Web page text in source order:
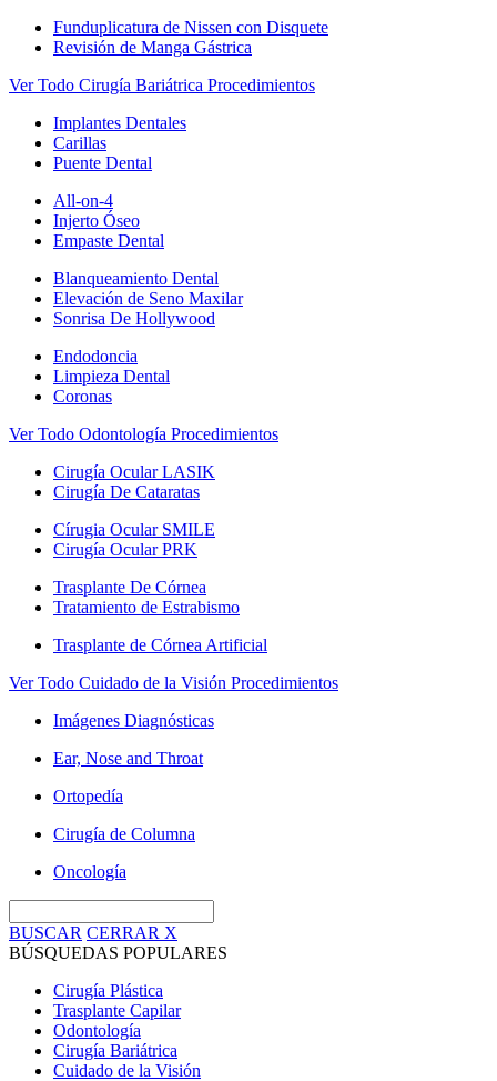
Funduplicatura de Nissen con Disquete
Revisión de Manga Gástrica
Ver Todo Cirugía Bariátrica Procedimientos
Implantes Dentales
Carillas
Puente Dental
All-on-4
Injerto Óseo
Empaste Dental
Blanqueamiento Dental
Elevación de Seno Maxilar
Sonrisa De Hollywood
Endodoncia
Limpieza Dental
Coronas
Ver Todo Odontología Procedimientos
Cirugía Ocular LASIK
Cirugía De Cataratas
Círugia Ocular SMILE
Cirugía Ocular PRK
Trasplante De Córnea
Tratamiento de Estrabismo
Trasplante de Córnea Artificial
Ver Todo Cuidado de la Visión Procedimientos
Imágenes Diagnósticas
Ear, Nose and Throat
Ortopedía
Cirugía de Columna
Oncología
BUSCAR CERRAR X
BÚSQUEDAS POPULARES
Cirugía Plástica
Trasplante Capilar
Odontología
Cirugía Bariátrica
Cuidado de la Visión